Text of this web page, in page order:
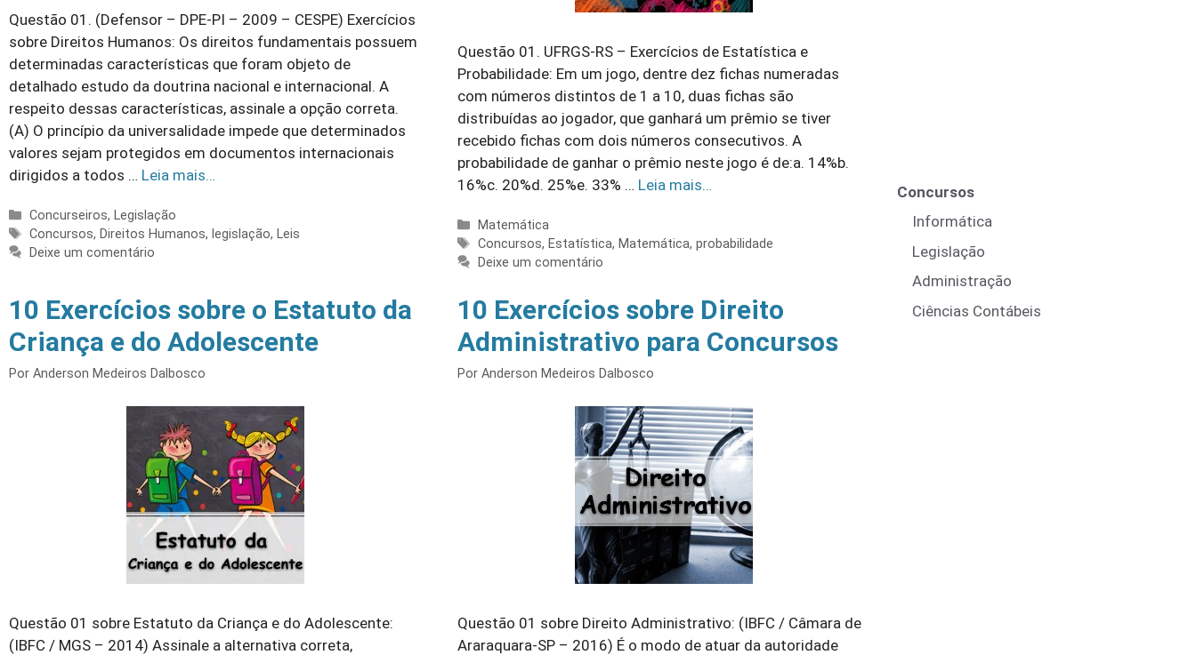
Questão 01. (Defensor – DPE-PI – 2009 – CESPE) Exercícios
sobre Direitos Humanos: Os direitos fundamentais possuem
determinadas características que foram objeto de
detalhado estudo da doutrina nacional e internacional. A
respeito dessas características, assinale a opção correta.
(A) O princípio da universalidade impede que determinados
valores sejam protegidos em documentos internacionais
dirigidos a todos … Leia mais…
Categorias
Concurseiros, Legislação
Tags
Concursos, Direitos Humanos, legislação, Leis
Deixe um comentário
Questão 01. UFRGS-RS – Exercícios de Estatística e
Probabilidade: Em um jogo, dentre dez fichas numeradas
com números distintos de 1 a 10, duas fichas são
distribuídas ao jogador, que ganhará um prêmio se tiver
recebido fichas com dois números consecutivos. A
probabilidade de ganhar o prêmio neste jogo é de:a. 14%b.
16%c. 20%d. 25%e. 33% … Leia mais…
Categorias
Matemática
Tags
Concursos, Estatística, Matemática,probabilidade
Deixe um comentário
10 Exercícios sobre o Estatuto da
Criança e do Adolescente
Por Anderson Medeiros Dalbosco
Questão 01 sobre Estatuto da Criança e do Adolescente:
(IBFC / MGS – 2014) Assinale a alternativa correta,
10 Exercícios sobre Direito
Administrativo para Concursos
Por Anderson Medeiros Dalbosco
Questão 01 sobre Direito Administrativo: (IBFC / Câmara de
Araraquara-SP – 2016) É o modo de atuar da autoridade
Concursos
Informática
Legislação
Administração
Ciências Contábeis